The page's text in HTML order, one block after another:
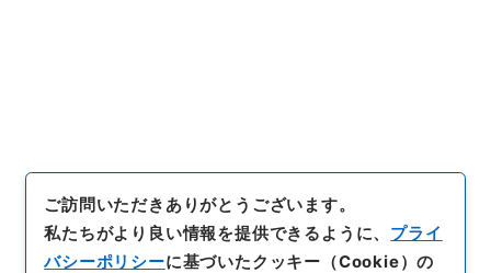
ご訪問いただきありがとうございます。
私たちがより良い情報を提供できるように、 プライ
バシーポリシーに基づいたクッキー（Cookie）の